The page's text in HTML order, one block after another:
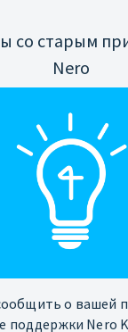
со старым
Nero
о вашей
поддержки Nero